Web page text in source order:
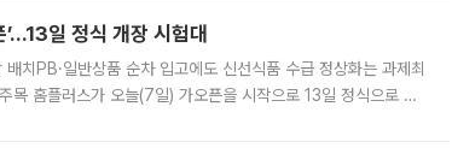
일 정식 개장 시험대
치PB·일반상품 순차 입고에도 신선식품 수급 정상화는 과제최
목 홈플러스가 오늘(7일) 가오픈을 시작으로 13일 정식으로 재